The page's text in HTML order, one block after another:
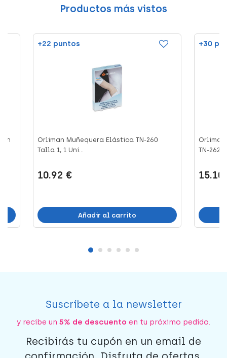
Productos más vistos
+22 puntos
Orliman Muñequera Elástica TN-260
Talla 1, 1 Uni...
10.92 €
Añadir al carrito
+30
TN-262,
15.10
Suscríbete a la newsletter
y recibe un 5% de descuento en tu próximo pedido.
Recibirás tu cupón en un email de